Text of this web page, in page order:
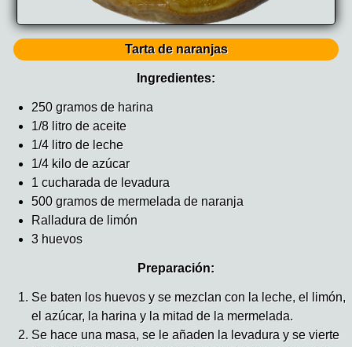
Tarta de naranjas
Ingredientes:
250 gramos de harina
1/8 litro de aceite
1/4 litro de leche
1/4 kilo de azúcar
1 cucharada de levadura
500 gramos de mermelada de naranja
Ralladura de limón
3 huevos
Preparación:
Se baten los huevos y se mezclan con la leche, el limón,
el azúcar, la harina y la mitad de la mermelada.
Se hace una masa, se le añaden la levadura y se vierte